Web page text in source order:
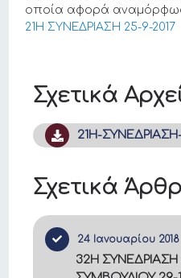
Σχετικά
21Η-
Σχετικά
24 Ιανουαρίου 2018
32Η
οποία αφορά
21Η ΣΥΝΕΔΡΙΑΣΗ 25-9-2017